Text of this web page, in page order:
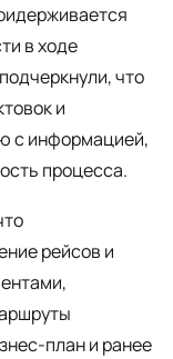
в ходе
что
и
с информацией,
процесса.
рейсов и
план и ранее